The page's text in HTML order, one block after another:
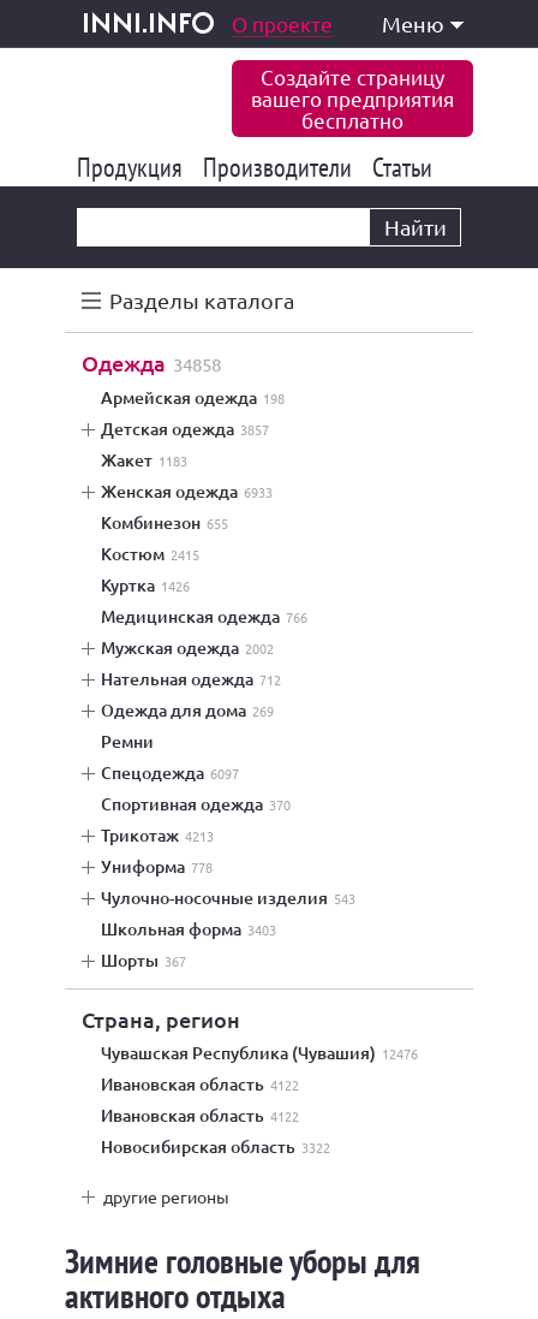
inni.info
и услуги О проекте Меню
Создайте страницу
вашего предприятия
бесплатно
Продукция 177 834
Производители 6 771
Статьи
Найти
Разделы каталога
одежда 34858
армейская одежда 198
детская одежда 3857
жакет 1183
женская одежда 6933
комбинезон 655
костюм 2415
куртка 1426
медицинская одежда 766
мужская одежда 2002
нательная одежда 712
одежда для дома 269
ремни
спецодежда 6097
спортивная одежда 370
трикотаж 4213
униформа 778
чулочно-носочные изделия 543
школьная форма 3403
шорты 367
Страна, регион
Чувашская Республика (Чувашия) 12476
Ивановская область 4122
Ивановская область 4122
Новосибирская область 3322
другие регионы
Зимние головные уборы для
активного отдыха